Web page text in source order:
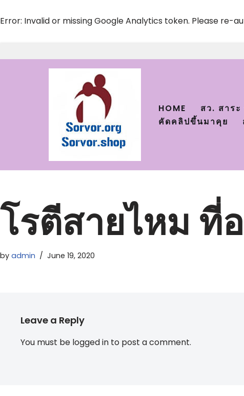
Error: Invalid or missing Google Analytics token. Please re-
HOME สว. สาระ
คัดคลิปขึ้นมาคุย
โรตีสายไหม ที่
by admin June 19, 2020
Leave a Reply
You must be logged in to post a comment.